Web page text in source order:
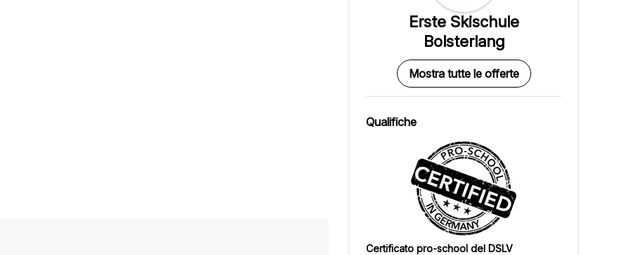
Erste Skischule
Bolsterlang
Mostra tutte le offerte
Qualifiche
Certificato pro-school del DSLV